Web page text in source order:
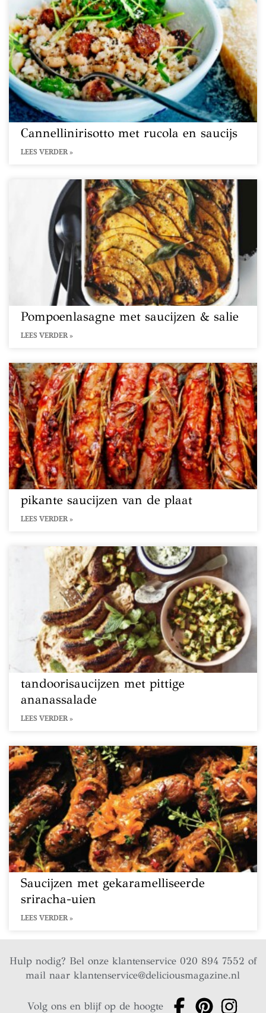
Cannellinirisotto met rucola en saucijs
LEES VERDER »
Pompoenlasagne met saucijzen & salie
LEES VERDER »
pikante saucijzen van de plaat
LEES VERDER »
tandoorisaucijzen met pittige
ananassalade
LEES VERDER »
Saucijzen met gekaramelliseerde
sriracha-uien
LEES VERDER »
Hulp nodig? Bel onze klantenservice 020 894 7552 of
mail naarklantenservice@deliciousmagazine.nl
Volg ons en blijf op de hoogte